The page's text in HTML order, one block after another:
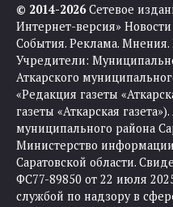
© 2014-2026Сетевое
Интернет-версия»
События. Реклама.
Учредители:
Аткарского
«Редакция газеты
газеты «Аткарская
муниципального района
Министерство
Саратовской области.
ФС77-89850 от 22 июля
службой по надзору в